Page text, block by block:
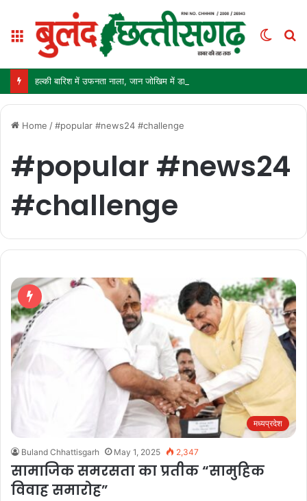
Menu
Switch
Home /#popular #news24 #challenge
#popular #news24
#challenge
मध्यप्रदेश
Buland Chhattisgarh May 1, 2025 2,347
सामाजिक समरसता का प्रतीक “सामुहिक
विवाह समारोह”